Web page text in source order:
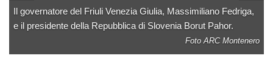
Il governatore del Friuli Venezia Giulia, Massimiliano Fedriga,
e il presidente della Repubblica di Slovenia Borut Pahor.
Foto ARC Montenero